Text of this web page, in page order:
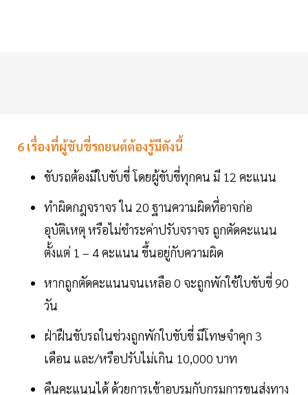
6 เรื่องที่ผู้ขับขี่รถยนต์ต้องรู้มีดังนี้
ขับรถต้องมีใบขับขี่ โดยผู้ขับขี่ทุกคน มี 12 คะแนน
ทำผิดกฎจราจร ใน 20 ฐานความผิดที่อาจก่อ
อุบัติเหตุ หรือไม่ชำระค่าปรับจราจร ถูกตัดคะแนน
ตั้งแต่ 1 – 4 คะแนน ขึ้นอยู่กับความผิด
หากถูกตัดคะแนนจนเหลือ 0 จะถูกพักใช้ใบขับขี่ 90
วัน
ฝ่าฝืนขับรถในช่วงถูกพักใบขับขี่ มีโทษจำคุก 3
เดือน และ/หรือปรับไม่เกิน 10,000 บาท
คืนคะแนนได้ ด้วยการเข้าอบรมกับกรมการขนส่งทาง